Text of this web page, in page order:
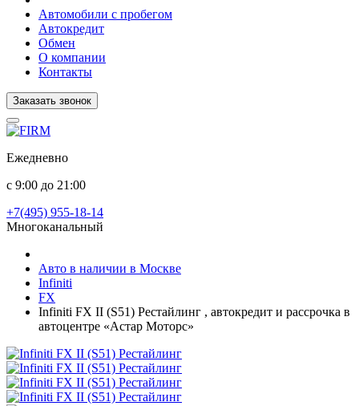
Автомобили с пробегом
Автокредит
Обмен
О компании
Контакты
Заказать звонок
Ежедневно
с 9:00 до 21:00
+7(495) 955-18-14
Многоканальный
Авто в наличии в Москве
Infiniti
FX
Infiniti FX II (S51) Рестайлинг , автокредит и рассрочка в
автоцентре «Астар Моторс»